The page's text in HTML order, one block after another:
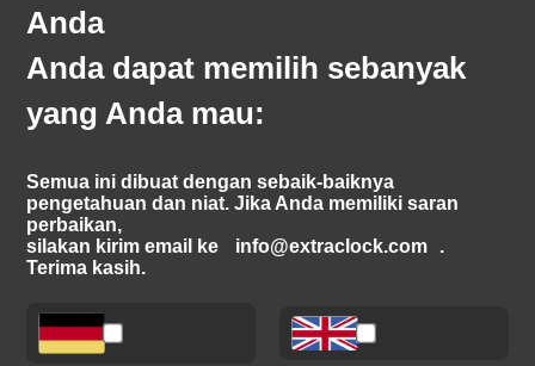
Anda
Anda dapat memilih sebanyak
yang Anda mau:
Semua ini dibuat dengan sebaik‑baiknya
pengetahuan dan niat. Jika Anda memiliki saran
perbaikan,
silakan kirim email ke
info@extraclock.com
.
Terima kasih.